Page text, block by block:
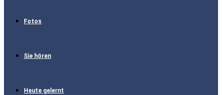
Fotos
Sie hören
Heute gelernt